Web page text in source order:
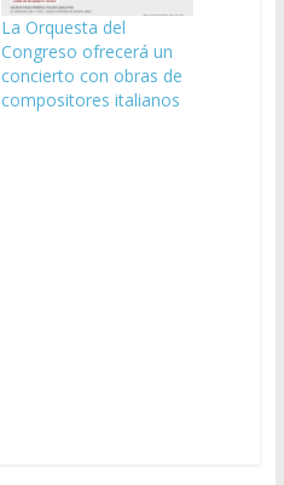
La Orquesta del
Congreso ofrecerá un
concierto con obras de
compositores italianos